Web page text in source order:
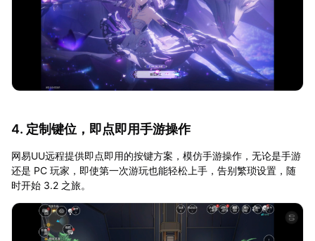
4. 定制键位，即点即用手游操作
网易UU远程提供即点即用的按键方案，模仿手游操作，无论是手游
还是 PC 玩家，即使第一次游玩也能轻松上手，告别繁琐设置，随
时开始 3.2 之旅。